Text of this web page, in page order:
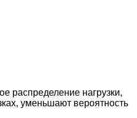
распределение нагрузки,
уменьшают вероятность